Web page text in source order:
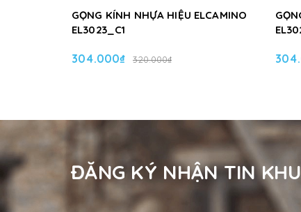
GỌNG KÍNH NHỰA HIỆU ELCAMINO
EL3023_C1
304.000₫ 320.000₫
ĐĂNG KÝ NHẬN TIN